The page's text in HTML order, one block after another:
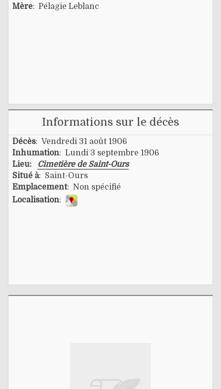
Mère: Pélagie Leblanc
Informations sur le décès
Décès: Vendredi 31 août 1906
Inhumation: Lundi 3 septembre 1906
Lieu:
Cimetière de Saint-Ours
Situé à: Saint-Ours
Emplacement: Non spécifié
Localisation: